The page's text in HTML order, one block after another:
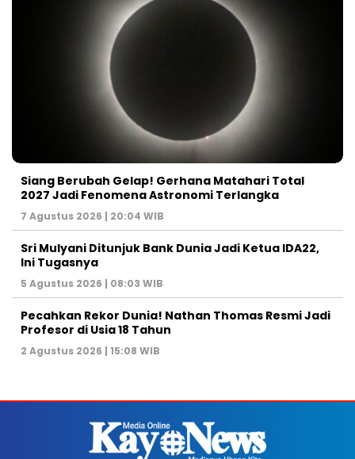
Siang Berubah Gelap! Gerhana Matahari Total
2027 Jadi Fenomena Astronomi Terlangka
7 Agustus 2026 | 20:04 WIB
Sri Mulyani Ditunjuk Bank Dunia Jadi Ketua IDA22,
Ini Tugasnya
5 Agustus 2026 | 08:03 WIB
Pecahkan Rekor Dunia! Nathan Thomas Resmi Jadi
Profesor di Usia 18 Tahun
2 Agustus 2026 | 15:08 WIB